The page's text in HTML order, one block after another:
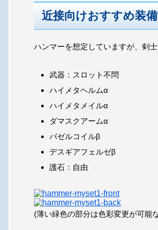
近接向けおすすめ装備
ハンマーを想定していますが、剣
武器：スロット不問
ハイメタヘルムα
ハイメタメイルα
ダマスクアームα
バゼルコイルβ
デスギアフェルゼβ
護石：自由
(薄い緑色の部分は色彩変更が可能